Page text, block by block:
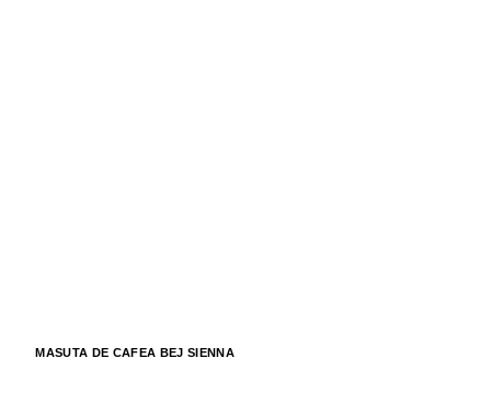
MASUTA DE CAFEA BEJ SIENNA